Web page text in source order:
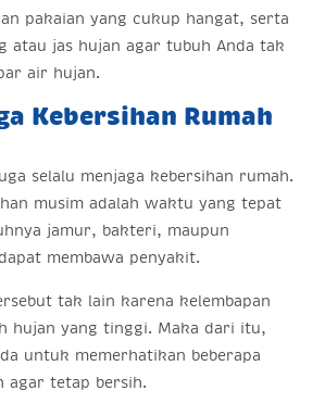
pakaian yang cukup hangat, serta
atau jas hujan agar tubuh Anda tak
air hujan.
Kebersihan Rumah
selalu menjaga kebersihan rumah.
musim adalah waktu yang tepat
jamur, bakteri, maupun
membawa penyakit.
tak lain karena kelembapan
hujan yang tinggi. Maka dari itu,
untuk memerhatikan beberapa
agar tetap bersih.